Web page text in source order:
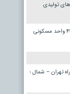
تولیدی
دستور معاون استاندار البرز برای واگذاری ۴۳۰۰ واحد مسکونی
تهران – شمال ؛